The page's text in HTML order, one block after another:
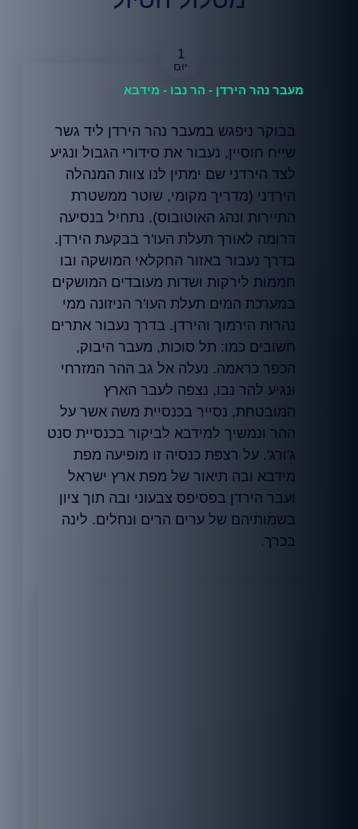
מעבר נהר הירדן - הר נבו - מידבא
בבוקר ניפגש במעבר נהר הירדן ליד גשר
שייח חוסיין, נעבור את סידורי הגבול ונגיע
לצד הירדני שם ימתין לנו צוות המנהלה
הירדני (מדריך מקומי, שוטר ממשטרת
התיירות ונהג האוטובוס). נתחיל בנסיעה
דרומה לאורך תעלת העו'ר בבקעת הירדן.
בדרך נעבור באזור החקלאי המושקה ובו
חממות לירקות ושדות מעובדים המושקים
במערכת המים תעלת העו'ר הניזונה ממי
נהרות הירמוך והירדן. בדרך נעבור אתרים
חשובים כמו: תל סוכות, מעבר היבוק,
הכפר כראמה. נעלה אל גב ההר המזרחי
ונגיע להר נבו, נצפה לעבר הארץ
המובטחת, נסייר בכנסיית משה אשר על
ההר ונמשיך למידבא לביקור בכנסיית סנט
ג'ורג'. על רצפת כנסיה זו מופיעה מפת
מידבא ובה תיאור של מפת ארץ ישראל
ועבר הירדן בפסיפס צבעוני ובה תוך ציון
בשמותיהם של ערים הרים ונחלים. לינה
בכרך.